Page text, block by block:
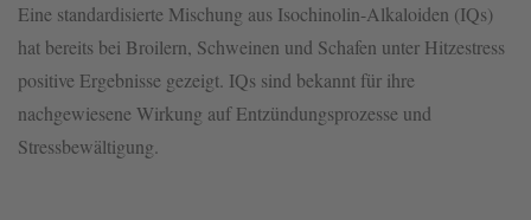
Eine standardisierte Mischung aus Isochinolin-Alkaloiden (IQs)
hat bereits bei Broilern, Schweinen und Schafen unter Hitzestress
positive Ergebnisse gezeigt. IQs sind bekannt für ihre
nachgewiesene Wirkung auf Entzündungsprozesse und
Stressbewältigung.